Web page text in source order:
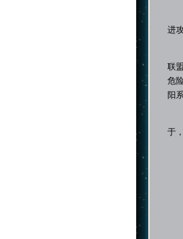
这
进
这
联
危
阳
灾
于